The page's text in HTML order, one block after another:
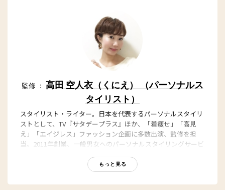
監修 ： 高田 空人衣（くにえ） （パーソナルス
タイリスト）
スタイリスト・ライター。日本を代表するパーソナルスタイリ
ストとして、TV『サタデープラス』ほか、「着痩せ」「高見
え」「エイジレス」ファッション企画に多数出演、監修を担
当。2011年創業、一般男女へのパーソナルスタイリングサービ
講演と、多方面で活動中。プライベートでは、ジャズダンス歴
20年以上。着たい服がいくつになっても似合う体づくりに、
日々取り組んでいます。
もっと見る